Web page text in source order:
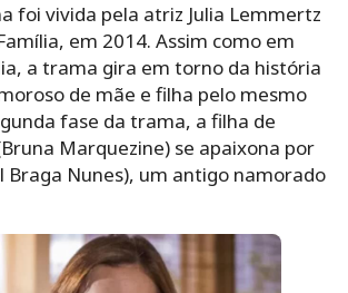
foi vivida pela atriz Julia Lemmertz
em 2014. Assim como em
a trama gira em torno da história
de mãe e filha pelo mesmo
fase da trama, a filha de
Marquezine) se apaixona por
Braga Nunes), um antigo namorado